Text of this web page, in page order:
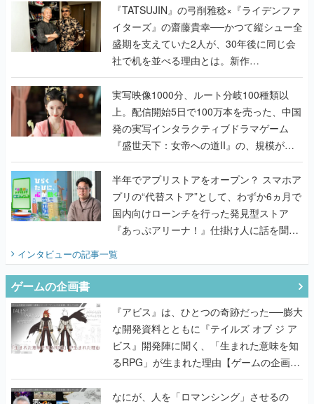
く
『TATSUJIN』の弓削雅稔×『ライデンファ
イターズ』の齋藤貴幸──かつて縦シュー全
盛期を支えていた2人が、30年後に同じ会
社で机を並べる理由とは。新作
『TATSUJIN EXTREME』で初タッグを組
んだレジェンド2人に訊く開発秘話
実写映像1000分、ルート分岐100種類以
上。配信開始5日で100万本を売った、中国
発の実写インタラクティブドラマゲーム
『盛世天下：女帝への道II』の、規模が違
うこだわりをプロデューサーに聞いた
半年でアプリストアをオープン？ スマホア
プリの“代替ストア”として、わずか6ヵ月で
国内向けローンチを行った発見型ストア
『あっぷアリーナ！』仕掛け人に話を聞い
インタビューの記事一覧
ゲームの企画書
『アビス』は、ひとつの奇跡だった──膨大
な開発資料とともに『テイルズ オブ ジ ア
ビス』開発陣に聞く、「生まれた意味を知
るRPG」が生まれた理由【ゲームの企画
書】
なにが、人を「ロマンシング」させるの